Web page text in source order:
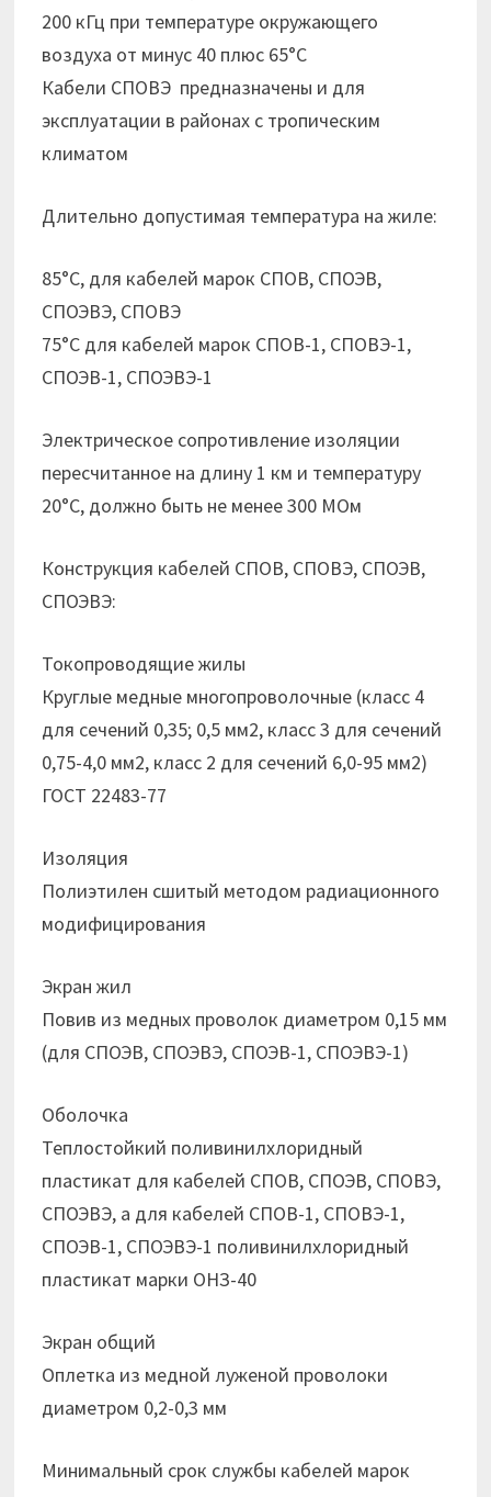
200 кГц при температуре окружающего
воздуха от минус 40 плюс 65°С
Кабели СПОВЭ предназначены и для
эксплуатации в районах с тропическим
климатом
Длительно допустимая температура на жиле:
85°С, для кабелей марок СПОВ, СПОЭВ,
СПОЭВЭ, СПОВЭ
75°С для кабелей марок СПОВ-1, СПОВЭ-1,
СПОЭВ-1, СПОЭВЭ-1
Электрическое сопротивление изоляции
пересчитанное на длину 1 км и температуру
20°С, должно быть не менее 300 МОм
Конструкция кабелей СПОВ, СПОВЭ, СПОЭВ,
СПОЭВЭ:
Токопроводящие жилы
Круглые медные многопроволочные (класс 4
для сечений 0,35; 0,5 мм2, класс 3 для сечений
0,75-4,0 мм2, класс 2 для сечений 6,0-95 мм2)
ГОСТ 22483-77
Изоляция
Полиэтилен сшитый методом радиационного
модифицирования
Экран жил
Повив из медных проволок диаметром 0,15 мм
(для СПОЭВ, СПОЭВЭ, СПОЭВ-1, СПОЭВЭ-1)
Оболочка
Теплостойкий поливинилхлоридный
пластикат для кабелей СПОВ, СПОЭВ, СПОВЭ,
СПОЭВЭ, а для кабелей СПОВ-1, СПОВЭ-1,
СПОЭВ-1, СПОЭВЭ-1 поливинилхлоридный
пластикат марки ОНЗ-40
Экран общий
Оплетка из медной луженой проволоки
диаметром 0,2-0,3 мм
Минимальный срок службы кабелей марок